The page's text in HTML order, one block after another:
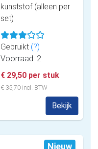
kunststof (alleen per
set)
Gebruikt (?)
Voorraad: 2
€ 29,50 per stuk
€ 35,70 incl. BTW
Bekijk
Nieuw